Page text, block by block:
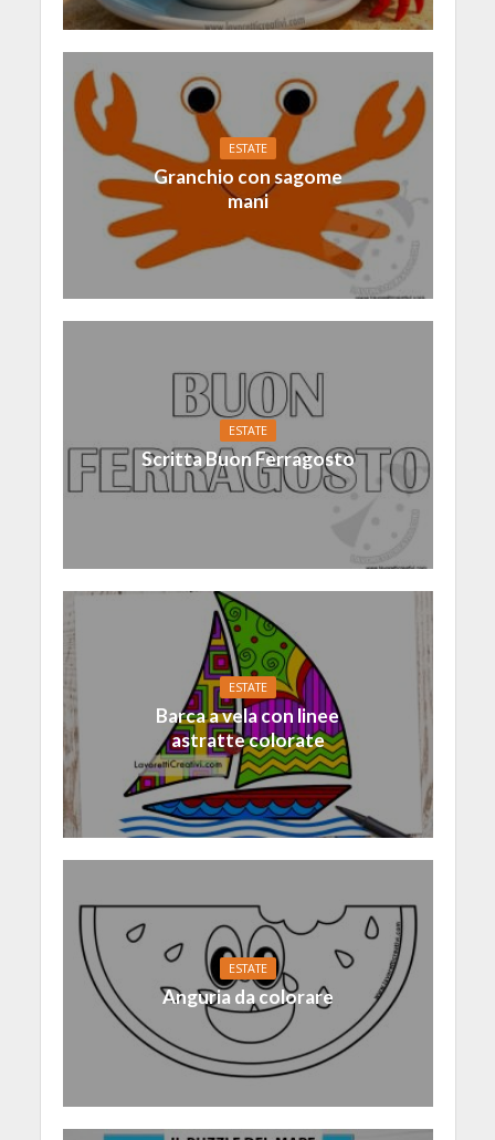
ESTATE
Granchio con sagome
mani
ESTATE
Scritta Buon Ferragosto
ESTATE
Barca a vela con linee
astratte colorate
ESTATE
Anguria da colorare